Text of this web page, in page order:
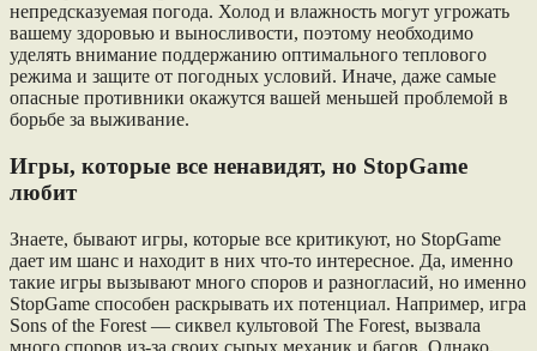
непредсказуемая погода. Холод и влажность могут угрожать
вашему здоровью и выносливости, поэтому необходимо
уделять внимание поддержанию оптимального теплового
режима и защите от погодных условий. Иначе, даже самые
опасные противники окажутся вашей меньшей проблемой в
борьбе за выживание.
Игры, которые все ненавидят, но StopGame
любит
Знаете, бывают игры, которые все критикуют, но StopGame
дает им шанс и находит в них что-то интересное. Да, именно
такие игры вызывают много споров и разногласий, но именно
StopGame способен раскрывать их потенциал. Например, игра
Sons of the Forest — сиквел культовой The Forest, вызвала
много споров из-за своих сырых механик и багов. Однако,